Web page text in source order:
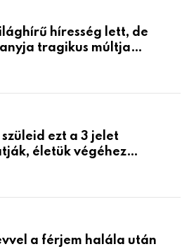
híresség lett, de
tragikus múltja
szüleid ezt a 3 jelet
életük végéhez
a férjem halála után